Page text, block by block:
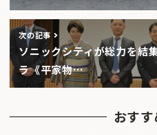
次の記事
ソニックシティが総力を結
ラ《平家物…
おす